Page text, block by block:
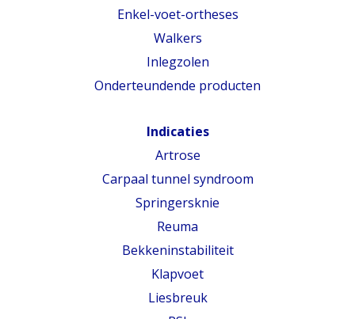
Enkel-voet-ortheses
Walkers
Inlegzolen
Onderteundende producten
Indicaties
Artrose
Carpaal tunnel syndroom
Springersknie
Reuma
Bekkeninstabiliteit
Klapvoet
Liesbreuk